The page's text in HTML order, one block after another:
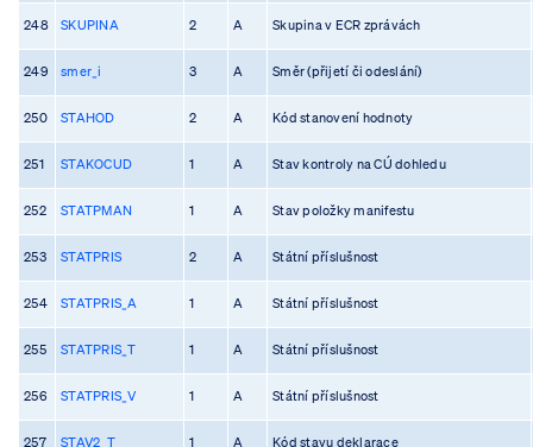
248 SKUPINA 2 A Skupina v ECR zprávách
249 smer_i 3 A Směr (přijetí či odeslání)
250 STAHOD 2 A Kód stanovení hodnoty
251 STAKOCUD 1 A Stav kontroly na CÚ dohledu
252 STATPMAN 1 A Stav položky manifestu
253 STATPRIS 2 A Státní příslušnost
254 STATPRIS_A 1 A Státní příslušnost
255 STATPRIS_T 1 A Státní příslušnost
256 STATPRIS_V 1 A Státní příslušnost
257 STAV2_T 1 A Kód stavu deklarace